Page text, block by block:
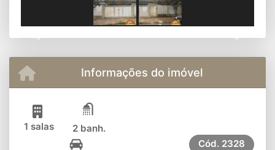
Informações do imóvel
1 salas 2 banh.
Cód. 2328